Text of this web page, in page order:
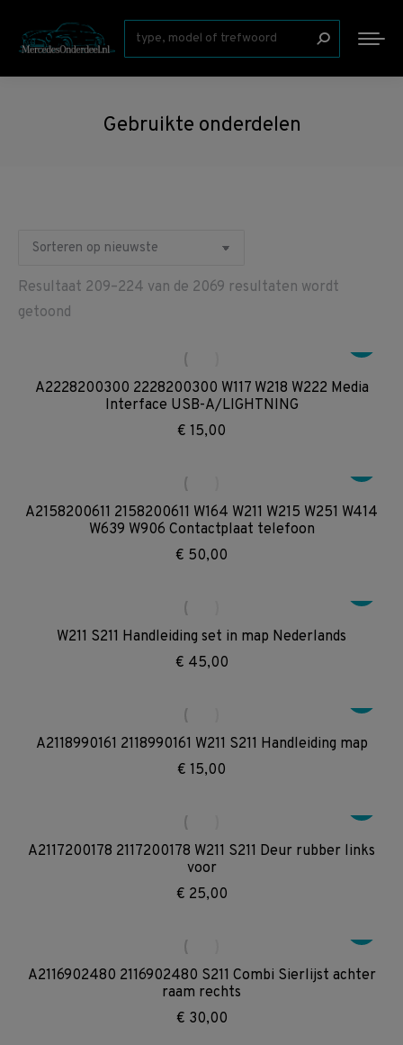
Zoeken:
Gebruikte onderdelen
Resultaat 209–224 van de 2069 resultaten wordt
getoond
A2228200300 2228200300 W117 W218 W222 Media
Interface USB-A/LIGHTNING
€ 15,00
A2158200611 2158200611 W164 W211 W215 W251 W414
W639 W906 Contactplaat telefoon
€ 50,00
W211 S211 Handleiding set in map Nederlands
€ 45,00
A2118990161 2118990161 W211 S211 Handleiding map
€ 15,00
A2117200178 2117200178 W211 S211 Deur rubber links
voor
€ 25,00
A2116902480 2116902480 S211 Combi Sierlijst achter
raam rechts
€ 30,00